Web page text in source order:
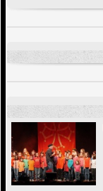
DA SCIMULÌ